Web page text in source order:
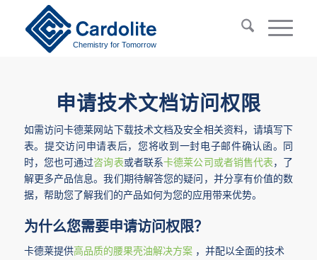
Chemistry for Tomorrow
申请技术文档访问权限
如需访问卡德莱网站下载技术文档及安全相关资料，请填写下
表。提交访问申请表后，您将收到一封电子邮件确认函。同
时，您也可通过咨询表或者联系卡德莱公司或者销售代表，了
解更多产品信息。我们期待解答您的疑问，并分享有价值的数
据，帮助您了解我们的产品如何为您的应用带来优势。
为什么您需要申请访问权限？
卡德莱提供高品质的腰果壳油解决方案，并配以全面的技术